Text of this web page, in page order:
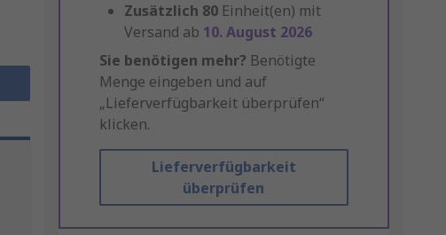
Zusätzlich 80 Einheit(en) mit
Versand ab 10. August 2026
Sie benötigen mehr? Benötigte
Menge eingeben und auf
„Lieferverfügbarkeit überprüfen“
klicken.
Lieferverfügbarkeit
überprüfen